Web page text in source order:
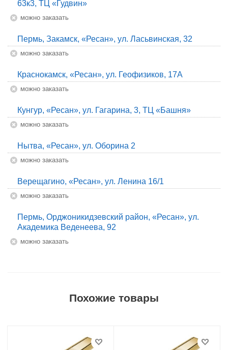
63к3, ТЦ «Гудвин»
Можно заказать
Пермь, Закамск, «Ресан», ул. Ласьвинская, 32
Можно заказать
Краснокамск, «Ресан», ул. Геофизиков, 17А
Можно заказать
Кунгур, «Ресан», ул. Гагарина, 3, ТЦ «Башня»
Можно заказать
Нытва, «Ресан», ул. Оборина 2
Можно заказать
Верещагино, «Ресан», ул. Ленина 16/1
Можно заказать
Пермь, Орджоникидзевский район, «Ресан», ул.
Академика Веденеева, 92
Можно заказать
Похожие товары